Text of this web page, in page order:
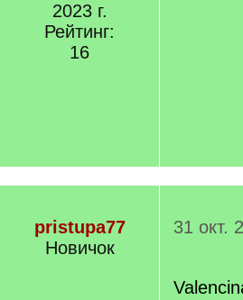
2023 г.
Рейтинг:
16
pristupa77
Новичок
31 окт.